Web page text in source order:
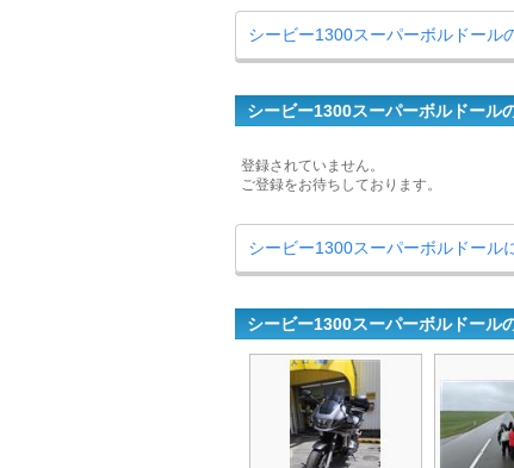
シービー1300スーパーボルドール
シービー1300スーパーボルドール
登録されていません。
ご登録をお待ちしております。
シービー1300スーパーボルドール
シービー1300スーパーボルドール